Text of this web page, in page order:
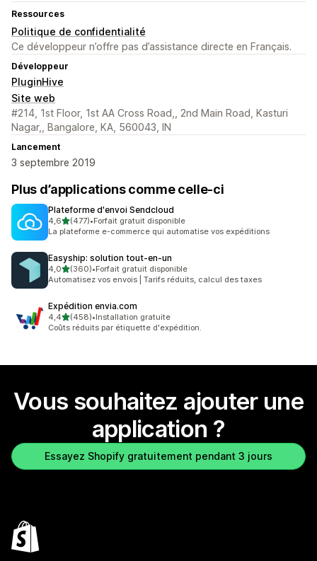
Ressources
Politique de confidentialité
Ce développeur n’offre pas d’assistance directe en Français.
Développeur
PluginHive
Site web
#214, 1st Floor, 1st AA Cross Road,, 2nd Main Road, Kasturi
Nagar,, Bangalore, KA, 560043, IN
Lancement
3 septembre 2019
Plus d’applications comme celle-ci
Plateforme d'envoi Sendcloud
4,6étoile(s) sur 5
(477)
477 avis au total
•Forfait gratuit disponible
La plateforme e-commerce qui automatise vos expéditions
Easyship: solution tout‑en‑un
4,0étoile(s) sur 5
(360)
360 avis au total
•Forfait gratuit disponible
Automatisez vos envois | Tarifs réduits, calcul des taxes
Expédition envia.com
4,4étoile(s) sur 5
(458)
458 avis au total
•Installation gratuite
Coûts réduits par étiquette d'expédition.
Vous souhaitez ajouter une
application ?
Essayez Shopify gratuitement pendant 3 jours